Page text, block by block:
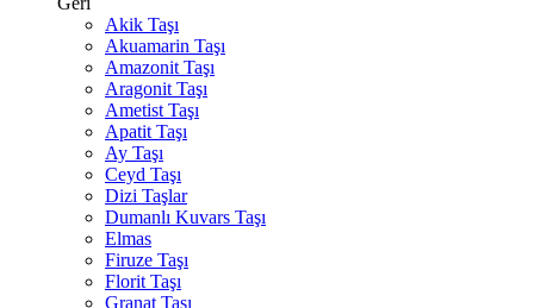
Akik Taşı
Akuamarin Taşı
Amazonit Taşı
Aragonit Taşı
Ametist Taşı
Apatit Taşı
Ay Taşı
Ceyd Taşı
Dizi Taşlar
Dumanlı Kuvars Taşı
Elmas
Firuze Taşı
Florit Taşı
Granat Taşı